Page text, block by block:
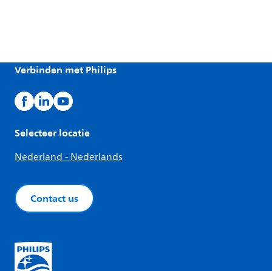
Verbinden met Philips
Selecteer locatie
Nederland - Nederlands
Contact us